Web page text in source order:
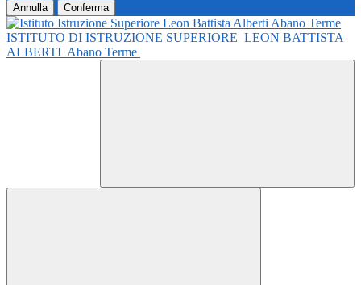
Annulla Conferma
ISTITUTO DI ISTRUZIONE SUPERIORE LEON BATTISTA
ALBERTI Abano Terme